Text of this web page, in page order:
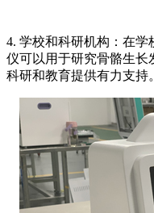
4. 学校和科研机构：在学
仪可以用于研究骨骼生长
科研和教育提供有力支持。